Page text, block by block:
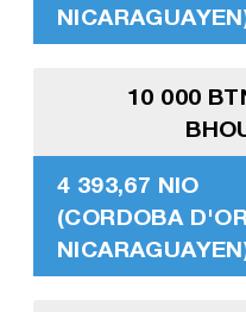
10 000
4 393,67 NIO
(CORDOBA D'OR